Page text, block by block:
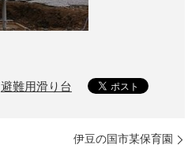
避難用滑り台
伊豆の国市某保育園